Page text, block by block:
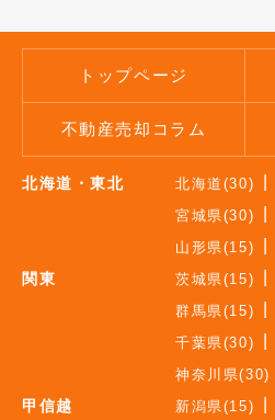
トップページ
不動産売却コラム
北海道・東北 北海道(30)
宮城県(30)
山形県(15)
関東 茨城県(15)
群馬県(15)
千葉県(30)
神奈川県(30)
甲信越 新潟県(15)